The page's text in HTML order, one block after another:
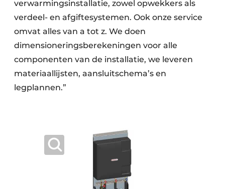
verwarmings­installatie, zowel opwekkers als
verdeel- en afgifte­systemen. Ook onze service
omvat alles van a tot z. We doen
dimensioneringsberekeningen voor alle
componenten van de installatie, we leveren
materiaallijsten, aansluitschema’s en
legplannen.”